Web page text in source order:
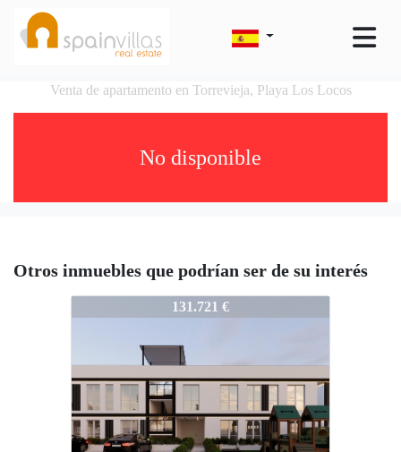
Venta de apartamento en Torrevieja, Playa Los Locos
No disponible
Otros inmuebles que podrían ser de su interés
131.721 €